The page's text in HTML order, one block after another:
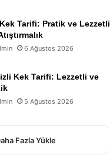
Tarifi: Pratik ve Lezzetli
6 Ağustos 2026
Kek Tarifi: Lezzetli ve
5 Ağustos 2026
Fazla Yükle